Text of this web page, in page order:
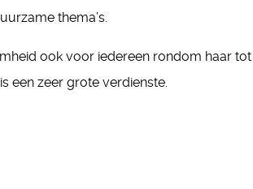
thema’s.
ook voor iedereen rondom haar tot
een zeer grote verdienste.